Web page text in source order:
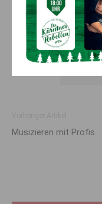
Der Brand
40
Musizieren mit Profis